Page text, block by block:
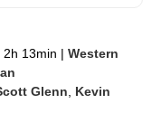
2h 13min | Western
Glenn
Kevin